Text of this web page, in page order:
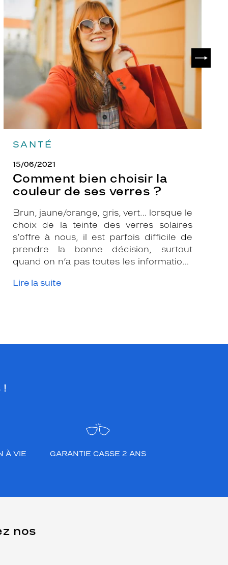
SANTÉ
15/06/2021
Comment bien choisir la
couleur de ses verres ?
Brun, jaune/orange, gris, vert… lorsque le
choix de la teinte des verres solaires
s’offre à nous, il est parfois difficile de
prendre la bonne décision, surtout
quand on n’a pas toutes les informations
pour vous conseiller et apporter leur
Lire la suite
choisir
la
couleur
de
verres
!
À VIE GARANTIE CASSE 2 ANS
nos